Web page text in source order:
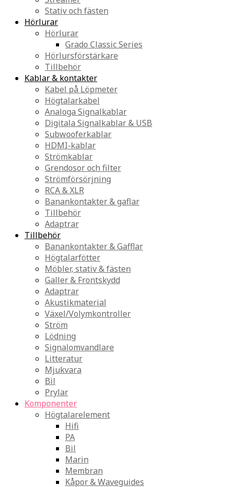
Stativ och fästen
Hörlurar
Hörlurar
Grado Classic Series
Hörlursförstärkare
Tillbehör
Kablar & kontakter
Kabel på Löpmeter
Högtalarkabel
Analoga Signalkablar
Digitala Signalkablar & USB
Subwooferkablar
HDMI-kablar
Strömkablar
Grendosor och filter
Strömförsörjning
RCA & XLR
Banankontakter & gaflar
Tillbehör
Adaptrar
Tillbehör
Banankontakter & Gafflar
Högtalarfötter
Möbler, stativ & fästen
Galler & Frontskydd
Adaptrar
Akustikmaterial
Växel/Volymkontroller
Ström
Lödning
Signalomvandlare
Litteratur
Mjukvara
Bil
Prylar
Komponenter
Högtalarelement
Hifi
PA
Bil
Marin
Membran
Kåpor & Waveguides